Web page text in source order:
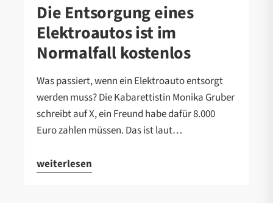
Die Entsorgung eines
Elektroautos ist im
Normalfall kostenlos
Was passiert, wenn ein Elektroauto entsorgt
werden muss? Die Kabarettistin Monika Gruber
schreibt auf X, ein Freund habe dafür 8.000
Euro zahlen müssen. Das ist laut…
weiterlesen